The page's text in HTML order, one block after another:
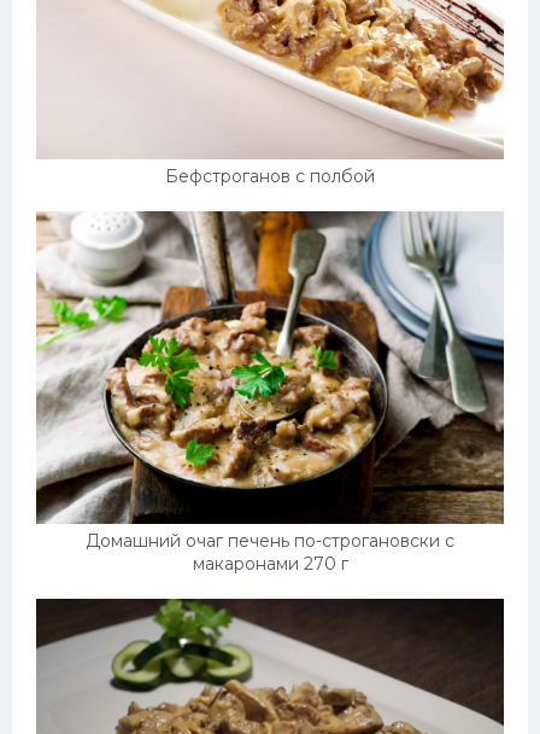
Бефстроганов с полбой
Домашний очаг печень по-строгановски с
макаронами 270 г